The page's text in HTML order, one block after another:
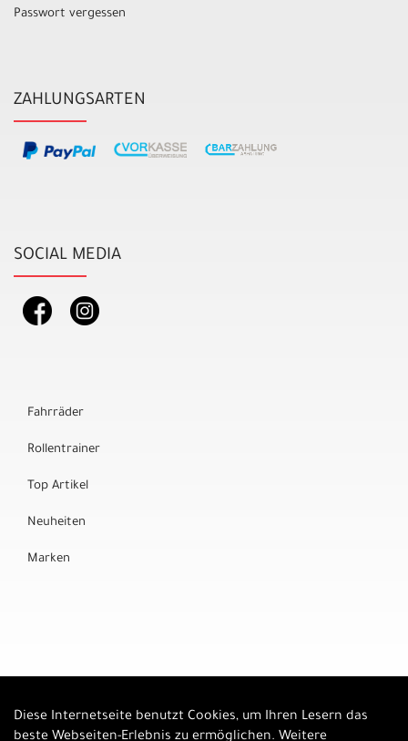
Passwort vergessen
ZAHLUNGSARTEN
SOCIAL MEDIA
Fahrräder
Rollentrainer
Top Artikel
Neuheiten
Marken
Diese Internetseite benutzt Cookies, um Ihren Lesern das
beste Webseiten-Erlebnis zu ermöglichen. Weitere
Auftrag widerrufen